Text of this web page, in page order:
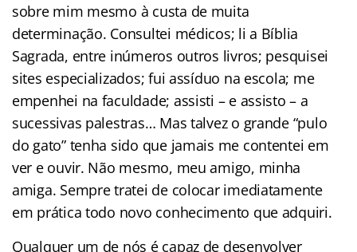
sobre mim mesmo à custa de muita
determinação. Consultei médicos; li a Bíblia
Sagrada, entre inúmeros outros livros; pesquisei
sites especializados; fui assíduo na escola; me
empenhei na faculdade; assisti – e assisto – a
sucessivas palestras… Mas talvez o grande “pulo
do gato” tenha sido que jamais me contentei em
ver e ouvir. Não mesmo, meu amigo, minha
amiga. Sempre tratei de colocar imediatamente
em prática todo novo conhecimento que adquiri.
Qualquer um de nós é capaz de desenvolver